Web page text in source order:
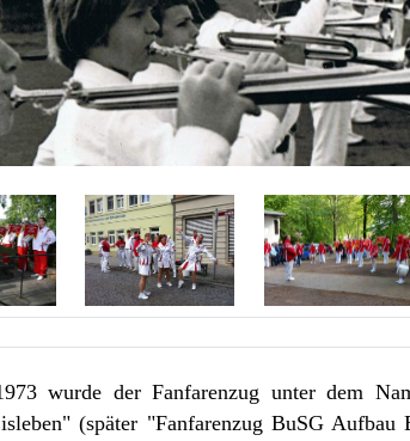
wurde der Fanfarenzug unter dem
(später "Fanfarenzug BuSG Aufbau